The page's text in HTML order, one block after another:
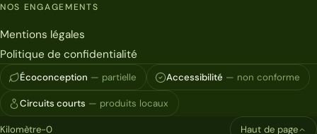
NOS ENGAGEMENTS
Mentions légales
Politique de confidentialité
Écoconception — partielle Accessibilité — non conforme
Circuits courts — produits locaux
Kilomètre-0 Haut de page